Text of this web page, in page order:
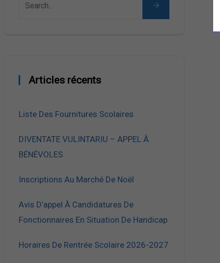
Articles récents
Liste Des Fournitures Scolaires
DIVENTATE VULINTARIU – APPEL À
BÉNÉVOLES
Inscriptions Au Marché De Noël
Avis D’appel À Candidatures De
Fonctionnaires En Situation De Handicap
Horaires De Rentrée Scolaire 2026-2027